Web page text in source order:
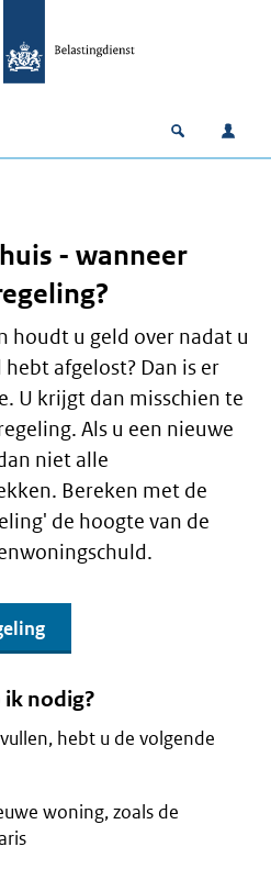
Open
- wanneer
houdt u geld over nadat u
afgelost? Dan is er
U krijgt dan misschien te
Als u een nieuwe
niet alle
Bereken met de
de hoogte van de
ik nodig?
hebt u de volgende
woning, zoals de